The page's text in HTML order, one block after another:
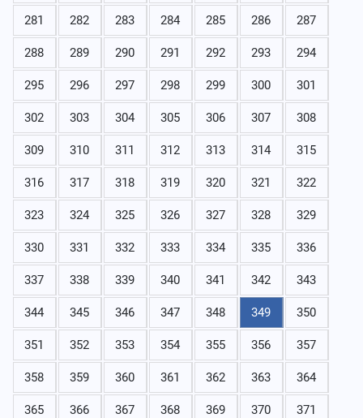
281 282 283 284 285 286 287
288 289 290 291 292 293 294
295 296 297 298 299 300 301
302 303 304 305 306 307 308
309 310 311 312 313 314 315
316 317 318 319 320 321 322
323 324 325 326 327 328 329
330 331 332 333 334 335 336
337 338 339 340 341 342 343
344 345 346 347 348 349 350
351 352 353 354 355 356 357
358 359 360 361 362 363 364
365 366 367 368 369 370 371